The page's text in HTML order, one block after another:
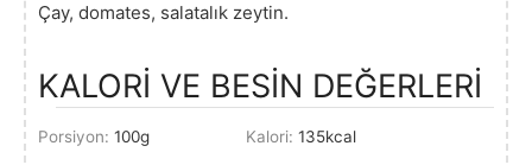
Çay, domates, salatalık zeytin.
KALORİ VE BESİN DEĞERLERİ
Porsiyon: 100g Kalori: 135kcal